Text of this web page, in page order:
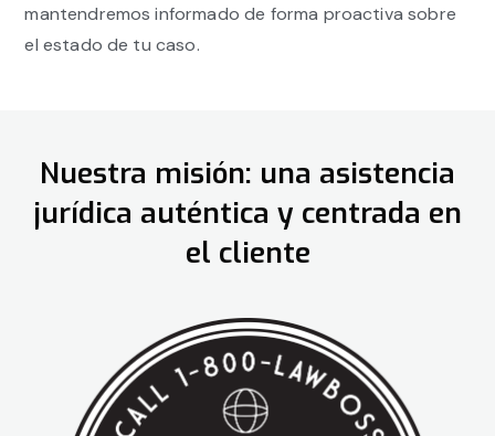
mantendremos informado de forma proactiva sobre
el estado de tu caso.
Nuestra misión: una asistencia
jurídica auténtica y centrada en
el cliente